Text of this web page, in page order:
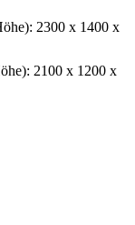
2300 x 1400 x
2100 x 1200 x